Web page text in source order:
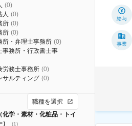
(0)
人 (0)
所 (0)
所 (0)
所・弁理士事務所 (0)
事務所・行政書士事
労務士事務所 (0)
サルティング (0)
職種を選択
化学・素材・化粧品・トイ
(1)
給与
事業